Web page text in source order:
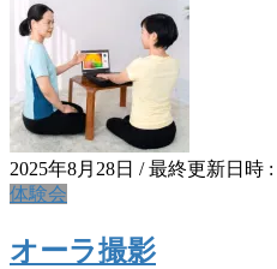
2025年8月28日 / 最終更新日時 :
体験会
オーラ撮影